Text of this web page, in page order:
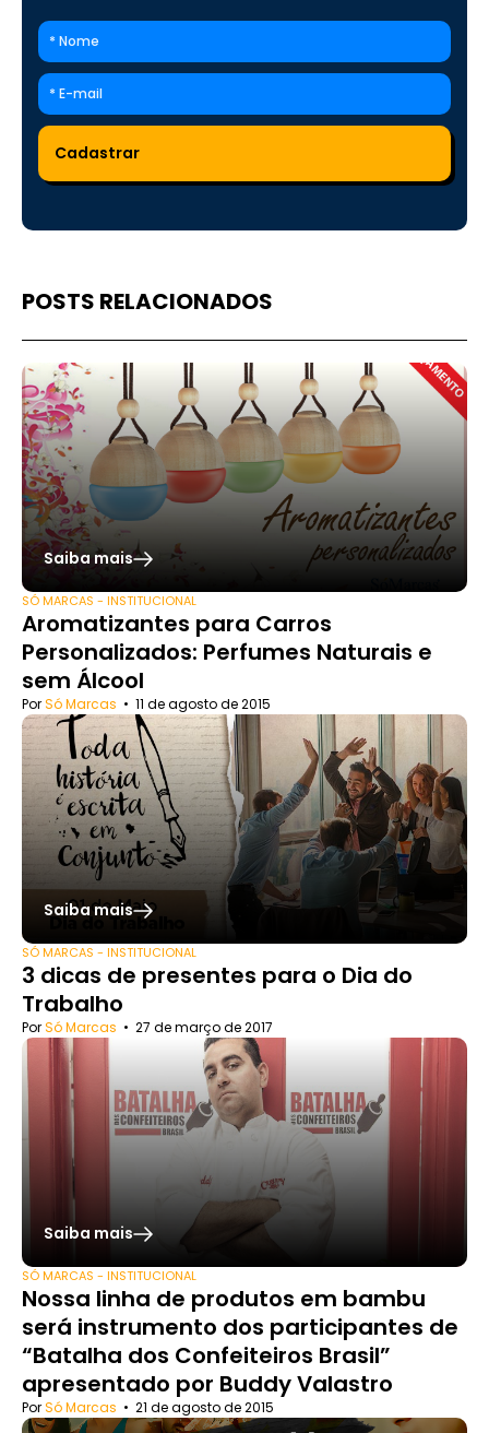
POSTS RELACIONADOS
Saiba mais
SÓ MARCAS - INSTITUCIONAL
Aromatizantes para Carros
Personalizados: Perfumes Naturais e
sem Álcool
PorSó Marcas • 11 de agosto de 2015
Saiba mais
SÓ MARCAS - INSTITUCIONAL
3 dicas de presentes para o Dia do
Trabalho
PorSó Marcas • 27 de março de 2017
Saiba mais
SÓ MARCAS - INSTITUCIONAL
Nossa linha de produtos em bambu
será instrumento dos participantes de
“Batalha dos Confeiteiros Brasil”
apresentado por Buddy Valastro
PorSó Marcas • 21 de agosto de 2015